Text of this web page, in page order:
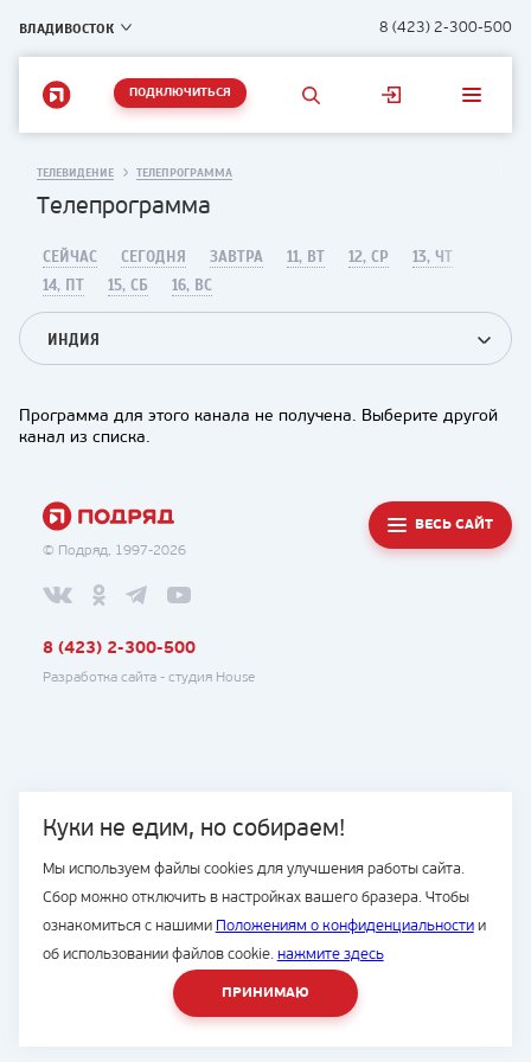
ВЛАДИВОСТОК 8 (423) 2-300-500
ПОДКЛЮЧИТЬСЯ
Куки не едим, но собираем!
Мы используем файлы cookies для улучшения работы сайта.
Сбор можно отключить в настройках вашего бразера. Чтобы
ознакомиться с нашими Положениям о конфиденциальностии
об использовании файлов cookie. нажмите здесь
ПРИНИМАЮ
ТЕЛЕВИДЕНИЕ ТЕЛЕПРОГРАММА
Телепрограмма
СЕЙЧАС СЕГОДНЯ ЗАВТРА 11, ВТ 12, СР
13, ЧТ
14, ПТ
15, СБ 16, ВС
ИНДИЯ
Программа для этого канала не получена. Выберите другой
канал из списка.
© Подряд, 1997-2026
ВЕСЬ САЙТ
8 (423) 2-300-500
Разработка сайта - студия House